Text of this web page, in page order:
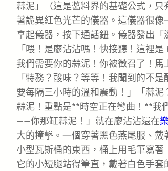
蒜泥」（這是醬料界的基礎公式，
著詭異紅色光芒的儀器。這儀器很
拿起儀器，按下通話鈕。儀器發出
「喂！是廖沾沾嗎！快接聽！這裡
我們需要你的蒜泥！你被徵召了！
「特務？酸味？等等！我聞到的不
要每隔三小時的溫和震動！」「蒜
蒜泥！重點是**時空正在彎曲！**我
——你那缸蒜泥！」就在廖沾沾還在
大的撞擊。一個穿著黑色燕尾服、
小型瓦斯桶的東西，桶上用毛筆寫
它的小短腿站得筆直，戴著白色手